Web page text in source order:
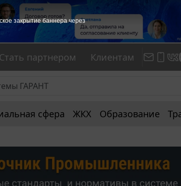
Стать партнером Клиентам
сфера ЖКХ Образование
закрытие баннера через